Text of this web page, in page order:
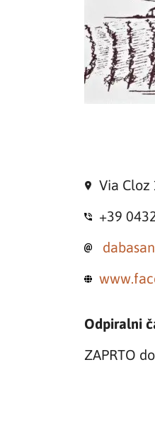
Via Cloz
+39
Odpiralni
ZAPRTO